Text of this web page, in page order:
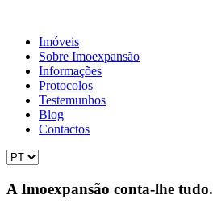
Imóveis
Sobre Imoexpansão
Informações
Protocolos
Testemunhos
Blog
Contactos
A Imoexpansão conta-lhe tudo.